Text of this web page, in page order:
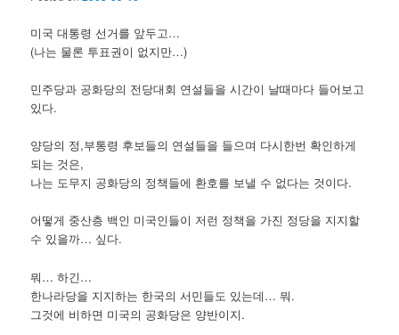
미국 대통령 선거를 앞두고…
(나는 물론 투표권이 없지만…)
민주당과 공화당의 전당대회 연설들을 시간이 날때마다 들어보고
있다.
양당의 정,부통령 후보들의 연설들을 들으며 다시한번 확인하게
되는 것은,
나는 도무지 공화당의 정책들에 환호를 보낼 수 없다는 것이다.
어떻게 중산층 백인 미국인들이 저런 정책을 가진 정당을 지지할
수 있을까… 싶다.
뭐… 하긴…
한나라당을 지지하는 한국의 서민들도 있는데… 뭐.
그것에 비하면 미국의 공화당은 양반이지.